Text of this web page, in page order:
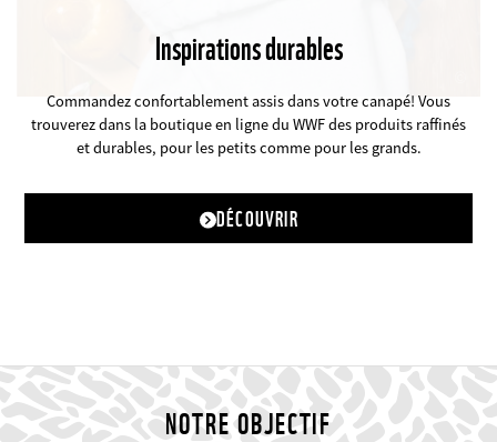
Inspirations durables
Commandez confortablement assis dans votre canapé! Vous
trouverez dans la boutique en ligne du WWF des produits raffinés
et durables, pour les petits comme pour les grands.
DÉCOUVRIR
NOTRE OBJECTIF